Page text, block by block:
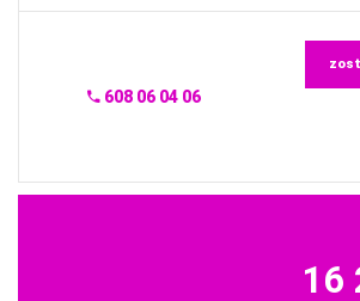
608 06 04 06
16